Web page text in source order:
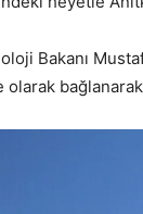
Bakanı
olarak